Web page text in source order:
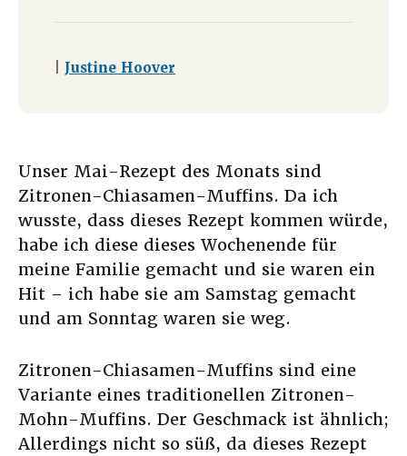
Justine Hoover
Unser Mai-Rezept des Monats sind
Zitronen-Chiasamen-Muffins. Da ich
wusste, dass dieses Rezept kommen würde,
habe ich diese dieses Wochenende für
meine Familie gemacht und sie waren ein
Hit – ich habe sie am Samstag gemacht
und am Sonntag waren sie weg.
Zitronen-Chiasamen-Muffins sind eine
Variante eines traditionellen Zitronen-
Mohn-Muffins. Der Geschmack ist ähnlich;
Allerdings nicht so süß, da dieses Rezept